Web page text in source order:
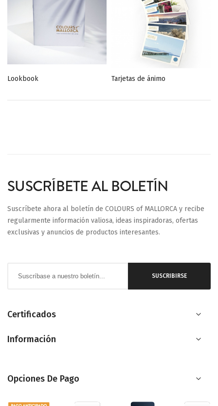
Lookbook Tarjetas de ánimo
SUSCRÍBETE AL BOLETÍN
Suscríbete ahora al boletín de COLOURS of MALLORCA y recibe
regularmente información valiosa, ideas inspiradoras, ofertas
exclusivas y anuncios de productos interesantes.
boletín
noticias:
SUSCRIBIRSE
Certificados
Información
Opciones De Pago